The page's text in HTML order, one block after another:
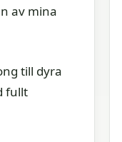
av mina
till dyra
fullt